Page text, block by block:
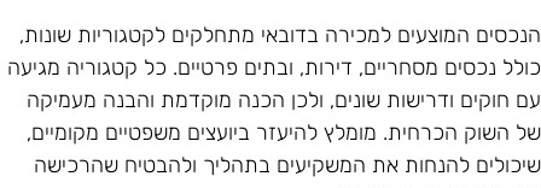
המוצעים למכירה בדובאי מתחלקים לקטגוריות שונות,
נכסים מסחריים, דירות, ובתים פרטיים. כל קטגוריה מגיעה
חוקים ודרישות שונים, ולכן הכנה מוקדמת והבנה מעמיקה
השוק הכרחית. מומלץ להיעזר ביועצים משפטיים מקומיים,
להנחות את המשקיעים בתהליך ולהבטיח שהרכישה